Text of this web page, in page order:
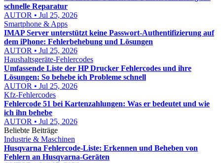
schnelle Reparatur
AUTOR • Jul 25, 2026
Smartphone & Apps
IMAP Server unterstützt keine Passwort-Authentifizierung auf
dem iPhone: Fehlerbehebung und Lösungen
AUTOR • Jul 25, 2026
Haushaltsgeräte-Fehlercodes
Umfassende Liste der HP Drucker Fehlercodes und ihre
Lösungen: So behebe ich Probleme schnell
AUTOR • Jul 25, 2026
Kfz-Fehlercodes
Fehlercode 51 bei Kartenzahlungen: Was er bedeutet und wie
ich ihn behebe
AUTOR • Jul 25, 2026
Beliebte Beiträge
Industrie & Maschinen
Husqvarna Fehlercode-Liste: Erkennen und Beheben von
Fehlern an Husqvarna-Geräten